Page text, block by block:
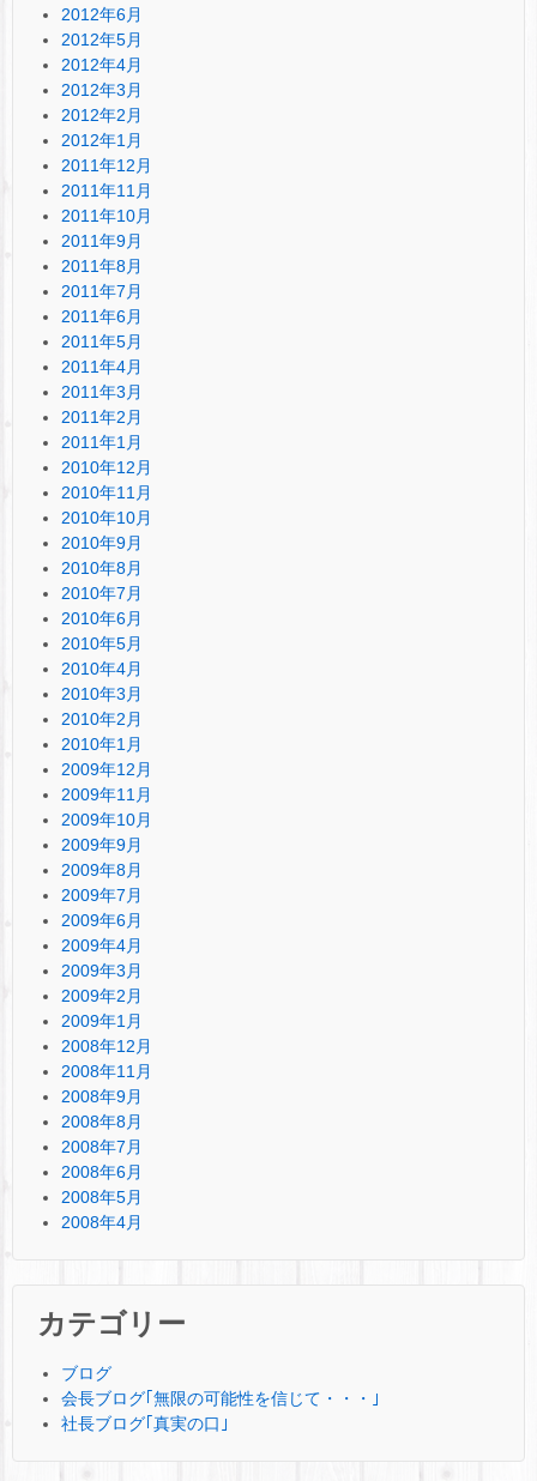
2012年6月
2012年5月
2012年4月
2012年3月
2012年2月
2012年1月
2011年12月
2011年11月
2011年10月
2011年9月
2011年8月
2011年7月
2011年6月
2011年5月
2011年4月
2011年3月
2011年2月
2011年1月
2010年12月
2010年11月
2010年10月
2010年9月
2010年8月
2010年7月
2010年6月
2010年5月
2010年4月
2010年3月
2010年2月
2010年1月
2009年12月
2009年11月
2009年10月
2009年9月
2009年8月
2009年7月
2009年6月
2009年4月
2009年3月
2009年2月
2009年1月
2008年12月
2008年11月
2008年9月
2008年8月
2008年7月
2008年6月
2008年5月
2008年4月
カテゴリー
ブログ
会長ブログ｢無限の可能性を信じて・・・｣
社長ブログ｢真実の口｣